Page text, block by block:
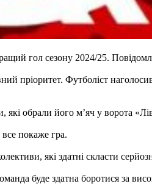
гол сезону 2024/25.
пріоритет. Футболіст
обрали його м’яч у ворота
покаже гра.
які здатні скласти
буде здатна боротися за